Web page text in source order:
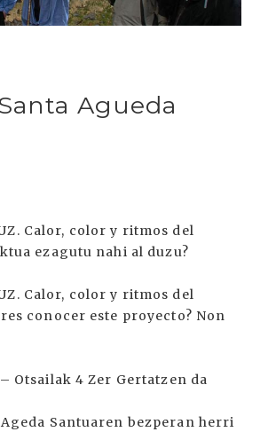
Agueda
Calor, color y ritmos del
ezagutu nahi al duzu?
Calor, color y ritmos del
conocer este proyecto? Non
Otsailak 4 Zer Gertatzen da
Santuaren bezperan herri